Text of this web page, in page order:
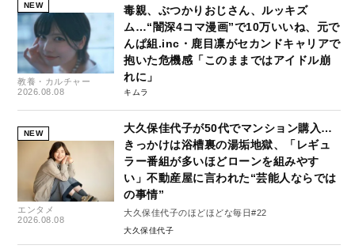
NEW
教養・カルチャー
2026.08.08
毒親、ぶつかりおじさん、ルッキズ
ム…“闇深4コマ漫画”で10万いいね、元で
んぱ組.inc・鹿目凛がセカンドキャリアで
抱いた危機感「このままではアイドル崩
れに」
キムラ
NEW
エンタメ
2026.08.08
大久保佳代子が50代でマンション購入…
きっかけは浴槽裏の湯垢地獄、「レギュ
ラー番組が多いほどローンを組みやす
い」不動産屋に言われた“芸能人ならでは
の事情”
大久保佳代子のほどほどな毎日#22
大久保佳代子